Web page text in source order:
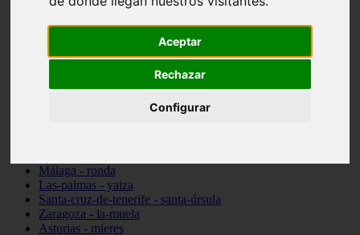
Aceptar
Rechazar
Configurar
Barcelona - barcelona
Valencia - valencia
Toledo - seseña
Cantabria - val-de-san-vicente
Málaga - ronda
Las-palmas - yaiza
Santa-cruz-de-tenerife - santa-úrsula
Zaragoza - la-muela
Asturias - mieres